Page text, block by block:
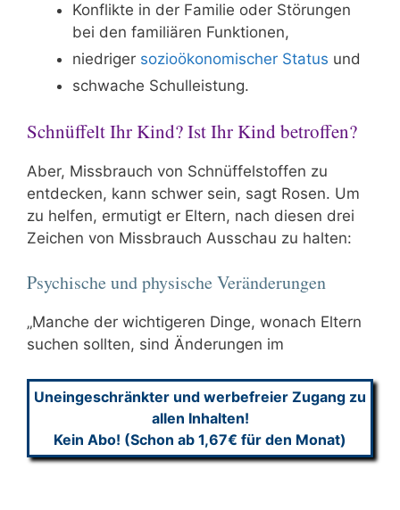
Konflikte in der Familie oder Störungen
bei den familiären Funktionen,
niedriger sozioökonomischer Status und
schwache Schulleistung.
Schnüffelt Ihr Kind? Ist Ihr Kind betroffen?
Aber, Missbrauch von Schnüffelstoffen zu
entdecken, kann schwer sein, sagt Rosen. Um
zu helfen, ermutigt er Eltern, nach diesen drei
Zeichen von Missbrauch Ausschau zu halten:
Psychische und physische Veränderungen
„Manche der wichtigeren Dinge, wonach Eltern
suchen sollten, sind Änderungen im
Uneingeschränkter und werbefreier Zugang zu
allen Inhalten!
Kein Abo! (Schon ab 1,67€ für den Monat)